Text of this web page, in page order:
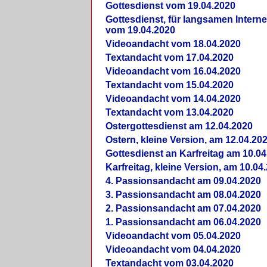
Gottesdienst vom 19.04.2020
Gottesdienst, für langsamen
vom 19.04.2020
Videoandacht vom 18.04.2020
Textandacht vom 17.04.2020
Videoandacht vom 16.04.2020
Textandacht vom 15.04.2020
Videoandacht vom 14.04.2020
Textandacht vom 13.04.2020
Ostergottesdienst am 12.04.2020
Ostern, kleine Version, am
Gottesdienst an Karfreitag am
Karfreitag, kleine Version, am
4. Passionsandacht am 09.04.2020
3. Passionsandacht am 08.04.2020
2. Passionsandacht am 07.04.2020
1. Passionsandacht am 06.04.2020
Videoandacht vom 05.04.2020
Videoandacht vom 04.04.2020
Textandacht vom 03.04.2020